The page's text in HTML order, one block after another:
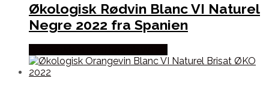
Økologisk Rødvin Blanc VI Naturel
Negre 2022 fra Spanien